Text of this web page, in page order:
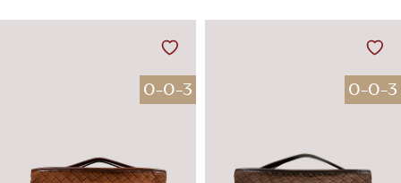
0-0-3 0-0-3